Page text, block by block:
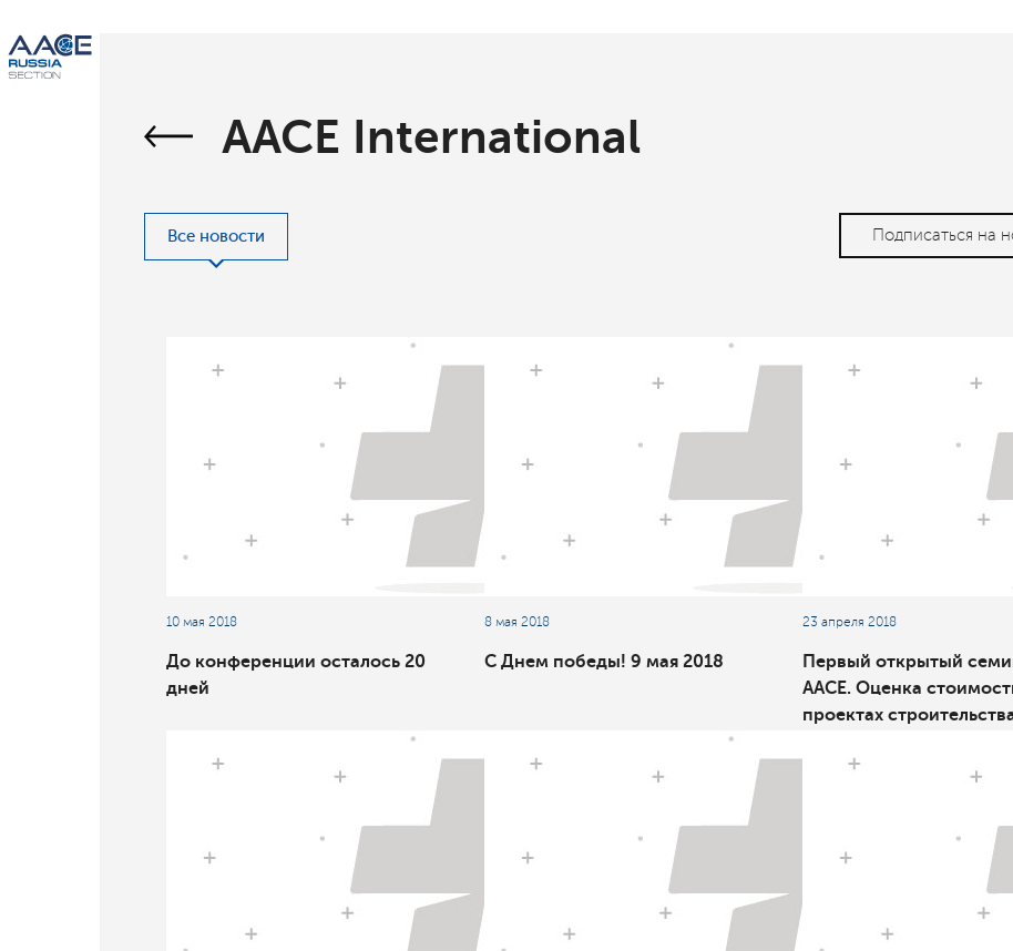
AACE International
Все новости Подписаться на
10 мая 2018
До конференции осталось 20
дней
8 мая 2018
С Днем победы! 9 мая 2018
23 апреля 2018
Первый открытый
ААСЕ. Оценка
проектах
методология и